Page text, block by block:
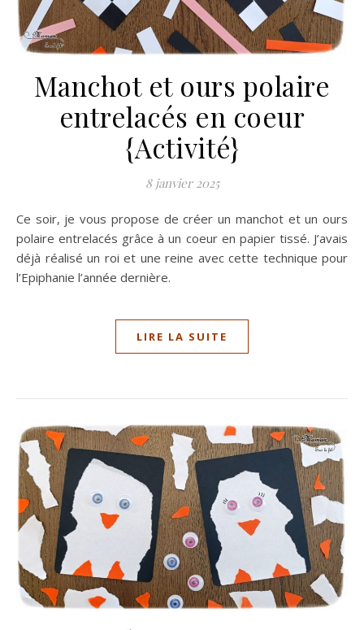
Manchot et ours polaire
entrelacés en coeur
{Activité}
8 janvier 2025
Ce soir, je vous propose de créer un manchot et un ours
polaire entrelacés grâce à un coeur en papier tissé. J’avais
déjà réalisé un roi et une reine avec cette technique pour
l’Epiphanie l’année dernière.
LIRE LA SUITE